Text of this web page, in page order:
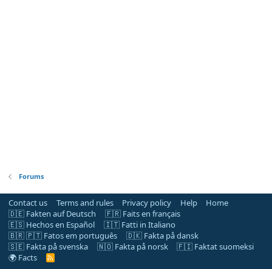
Forums
Contact us Terms and rules Privacy policy Help
Home
🇩🇪 Fakten auf Deutsch
🇫🇷 Faits en français
🇪🇸 Hechos en Español
🇮🇹 Fatti in Italiano
🇧🇷 🇵🇹 Fatos em português
🇩🇰 Fakta på dansk
🇸🇪 Fakta på svenska
🇳🇴 Fakta på norsk
🇫🇮 Faktat suomeksi
🌍 Facts
R